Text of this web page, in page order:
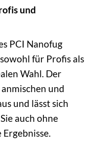
und
PCI Nanofug
für Profis als
Wahl. Der
und
und lässt sich
auch ohne